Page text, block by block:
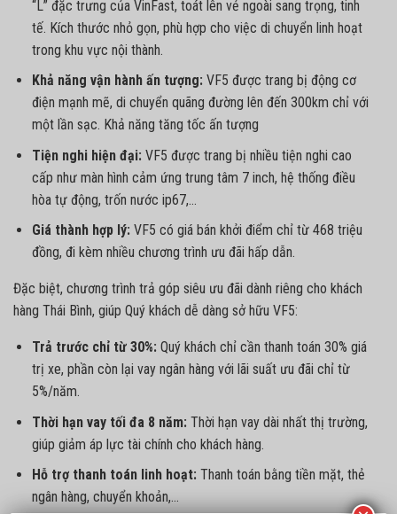
“L” đặc trưng của VinFast, toát lên vẻ ngoài sang trọng, tinh
tế. Kích thước nhỏ gọn, phù hợp cho việc di chuyển linh hoạt
trong khu vực nội thành.
Khả năng vận hành ấn tượng:VF5 được trang bị động cơ
điện mạnh mẽ, di chuyển quãng đường lên đến 300km chỉ với
một lần sạc. Khả năng tăng tốc ấn tượng
Tiện nghi hiện đại:VF5 được trang bị nhiều tiện nghi cao
cấp như màn hình cảm ứng trung tâm 7 inch, hệ thống điều
hòa tự động, trốn nước ip67,…
Giá thành hợp lý:VF5 có giá bán khởi điểm chỉ từ 468 triệu
đồng, đi kèm nhiều chương trình ưu đãi hấp dẫn.
Đặc biệt, chương trình trả góp siêu ưu đãi dành riêng cho khách
hàng Thái Bình, giúp Quý khách dễ dàng sở hữu VF5:
Trả trước chỉ từ 30%:Quý khách chỉ cần thanh toán 30% giá
trị xe, phần còn lại vay ngân hàng với lãi suất ưu đãi chỉ từ
5%/năm.
Thời hạn vay tối đa 8 năm:Thời hạn vay dài nhất thị trường,
giúp giảm áp lực tài chính cho khách hàng.
Hỗ trợ thanh toán linh hoạt:Thanh toán bằng tiền mặt, thẻ
ngân hàng, chuyển khoản,…